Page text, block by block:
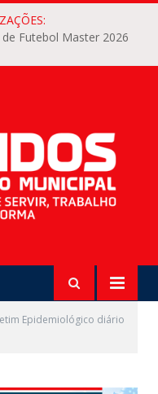
Futebol Master 2026
Epidemiológico diário